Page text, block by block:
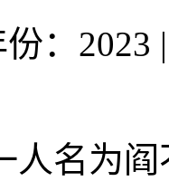
份：2023 |
名为阎